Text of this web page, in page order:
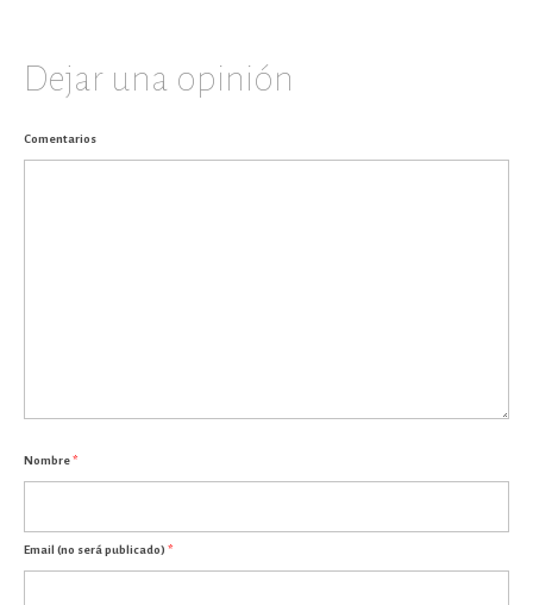
Dejar una opinión
Comentarios
Nombre*
Email (no será publicado) *